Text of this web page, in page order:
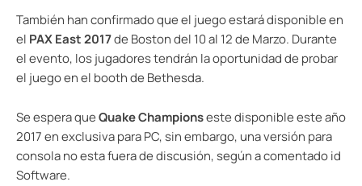
También han confirmado que el juego estará disponible en
el PAX East 2017de Boston del 10 al 12 de Marzo. Durante
el evento, los jugadores tendrán la oportunidad de probar
el juego en el booth de Bethesda.
Se espera queQuake Championseste disponible este año
2017 en exclusiva para PC, sin embargo, una versión para
consola no esta fuera de discusión, según a comentado id
Software.